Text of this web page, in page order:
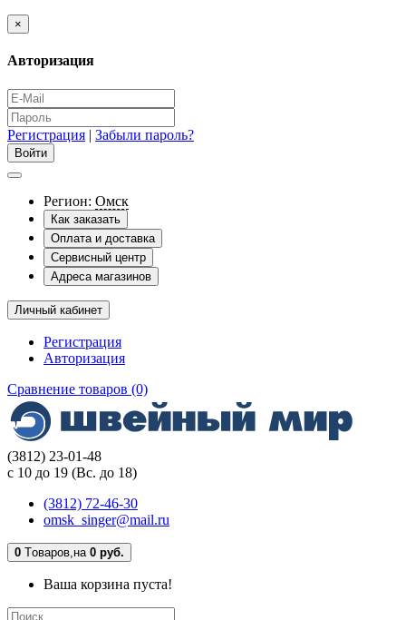
×
Авторизация
Регистрация | Забыли пароль?
Регион: Омск
Как заказать
Оплата и доставка
Сервисный центр
Адреса магазинов
Личный кабинет
Регистрация
Авторизация
Сравнение товаров (0)
(3812) 23-01-48
с 10 до 19 (Вс. до 18)
(3812) 72-46-30
omsk_singer@mail.ru
0 Tоваров,на 0 руб.
Ваша корзина пуста!